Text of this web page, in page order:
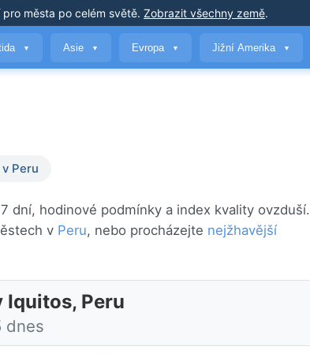
pro města po celém světě. Zobrazit všechny země.
▼ Asie ▼ Evropa ▼ Jižní Amerika ▼
Peru
dní, hodinové podmínky a index kvality ovzduší.
v Peru, nebo procházejte nejžhavější
Peru
dnes